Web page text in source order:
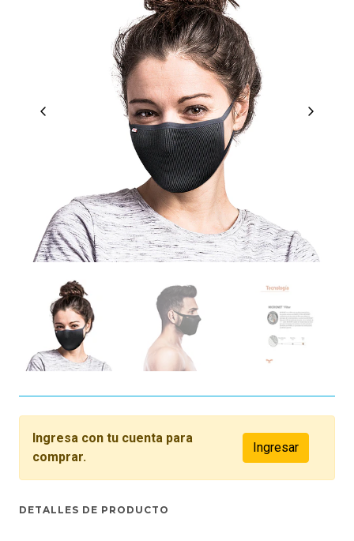
Ingresa con tu cuenta para
comprar.
Ingresar
DETALLES DE PRODUCTO